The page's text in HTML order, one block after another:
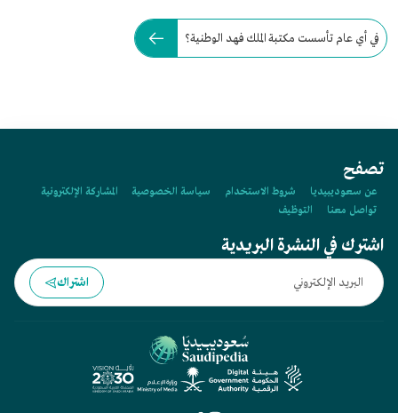
في أي عام تأسست مكتبة الملك فهد الوطنية؟
تصفح
عن سعوديبيديا شروط الاستخدام سياسة الخصوصية
المشاركة الإلكترونية
تواصل معنا
التوظيف
اشترك في النشرة البريدية
اشتراك